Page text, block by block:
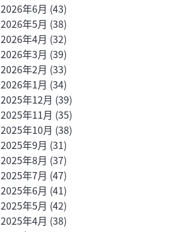
2026年6月 (43)
2026年5月 (38)
2026年4月 (32)
2026年3月 (39)
2026年2月 (33)
2026年1月 (34)
2025年12月 (39)
2025年11月 (35)
2025年10月 (38)
2025年9月 (31)
2025年8月 (37)
2025年7月 (47)
2025年6月 (41)
2025年5月 (42)
2025年4月 (38)